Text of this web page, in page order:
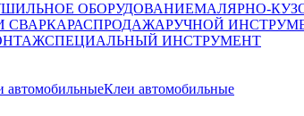
ОБОРУДОВАНИЕМАЛЯРНО-
СВАРКАРАСПРОДАЖАРУЧНОЙ
СПЕЦИАЛЬНЫЙ ИНСТРУМЕНТ
автомобильныеКлеи автомобильные